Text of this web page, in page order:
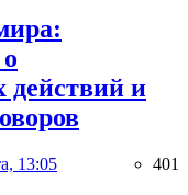
действий и
13:05 401